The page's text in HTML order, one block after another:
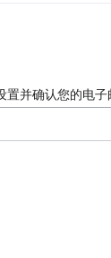
置并确认您的电子